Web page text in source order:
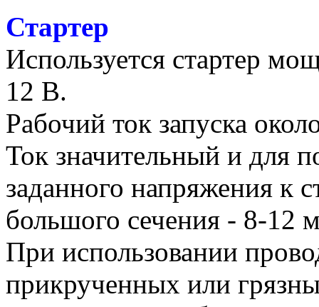
Стартер
Используется стартер
12 В.
Рабочий ток запуска
Ток значительный и для
заданного напряжения к
большого сечения - 8-12
При использовании
прикрученных или